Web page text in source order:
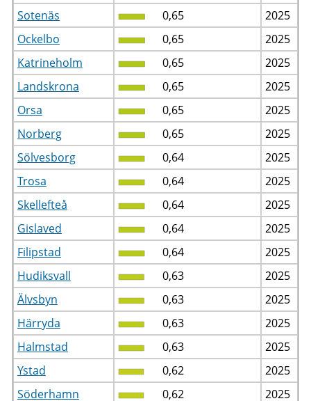
Sotenäs
0,65
2025
Ockelbo
0,65
2025
Katrineholm
0,65
2025
Landskrona
0,65
2025
Orsa
0,65
2025
Norberg
0,65
2025
Sölvesborg
0,64
2025
Trosa
0,64
2025
Skellefteå
0,64
2025
Gislaved
0,64
2025
Filipstad
0,64
2025
Hudiksvall
0,63
2025
Älvsbyn
0,63
2025
Härryda
0,63
2025
Halmstad
0,63
2025
Ystad
0,62
2025
Söderhamn
0,62 2025